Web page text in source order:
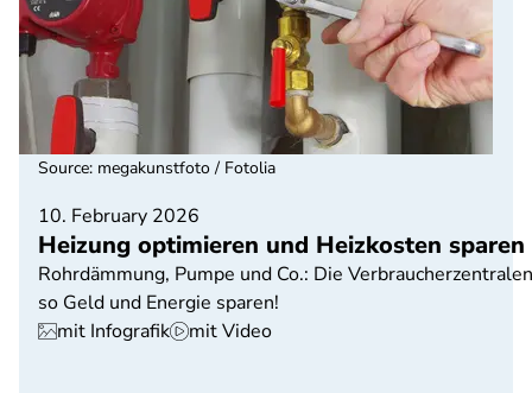
10. February 2026
Heizung optimieren und Heizkosten sparen
Rohrdämmung, Pumpe und Co.: Die
so Geld und Energie sparen!
mit Infografik
mit Video
Source: megakunstfoto / Fotolia